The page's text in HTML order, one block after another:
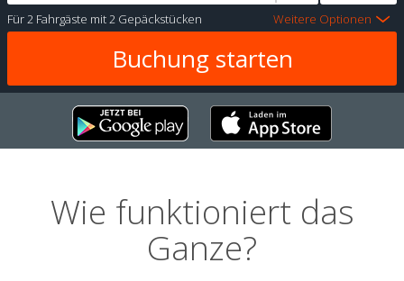
Für2 Fahrgäste mit2 Gepäckstücken Weitere Optionen
Wie funktioniert das
Ganze?